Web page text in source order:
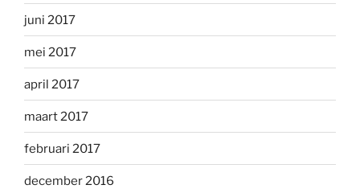
juni 2017
mei 2017
april 2017
maart 2017
februari 2017
december 2016